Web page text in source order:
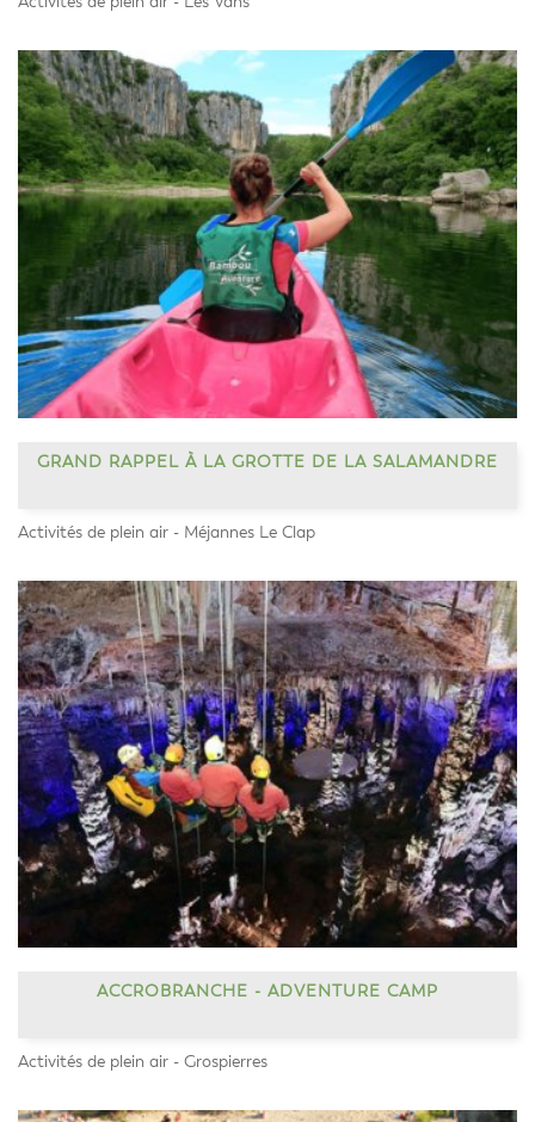
GRAND RAPPEL À LA GROTTE DE LA SALAMANDRE
Activités de plein air - Méjannes Le Clap
ACCROBRANCHE - ADVENTURE CAMP
Activités de plein air - Grospierres